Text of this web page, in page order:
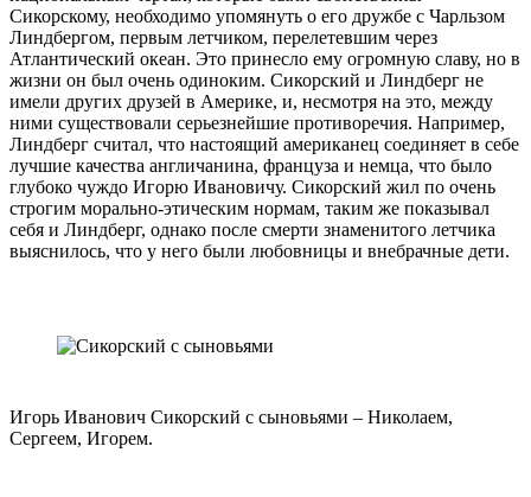
Сикорскому, необходимо упомянуть о его дружбе с Чарльзом
Линдбергом, первым летчиком, перелетевшим через
Атлантический океан. Это принесло ему огромную славу, но в
жизни он был очень одиноким. Сикорский и Линдберг не
имели других друзей в Америке, и, несмотря на это, между
ними существовали серьезнейшие противоречия. Например,
Линдберг считал, что настоящий американец соединяет в себе
лучшие качества англичанина, француза и немца, что было
глубоко чуждо Игорю Ивановичу. Сикорский жил по очень
строгим морально-этическим нормам, таким же показывал
себя и Линдберг, однако после смерти знаменитого летчика
выяснилось, что у него были любовницы и внебрачные дети.
Игорь Иванович Сикорский с сыновьями – Николаем,
Сергеем, Игорем.